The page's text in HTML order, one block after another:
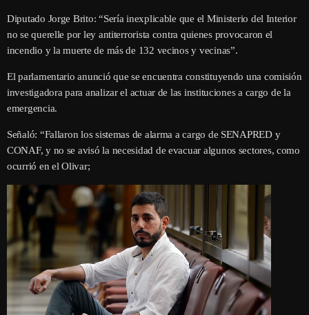
Diputado Jorge Brito: “Sería inexplicable que el Ministerio del Interior
no se querelle por ley antiterrorista contra quienes provocaron el
incendio y la muerte de más de 132 vecinos y vecinas”.
El parlamentario anunció que se encuentra constituyendo una comisión
investigadora para analizar el actuar de las instituciones a cargo de la
emergencia.
Señaló: “Fallaron los sistemas de alarma a cargo de SENAPRED y
CONAF, y no se avisó la necesidad de evacuar algunos sectores, como
ocurrió en el Olivar;